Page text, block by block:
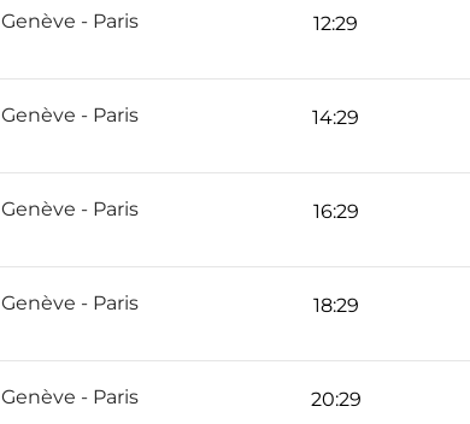
Genève - Paris 12:29
Genève - Paris 14:29
Genève - Paris 16:29
Genève - Paris 18:29
Genève - Paris 20:29